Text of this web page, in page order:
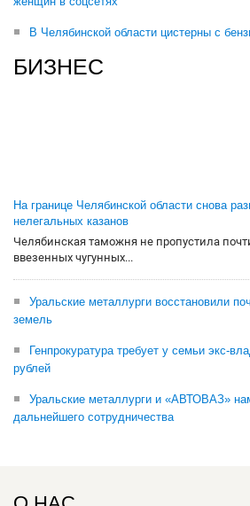
В Челябинской области цистерны с
БИЗНЕС
На границе Челябинской области снова
нелегальных казанов
Челябинская таможня не пропустила
ввезенных чугунных...
Уральские металлурги восстановили
земель
Генпрокуратура требует у семьи экс-
рублей
Уральские металлурги и «АВТОВАЗ»
дальнейшего сотрудничества